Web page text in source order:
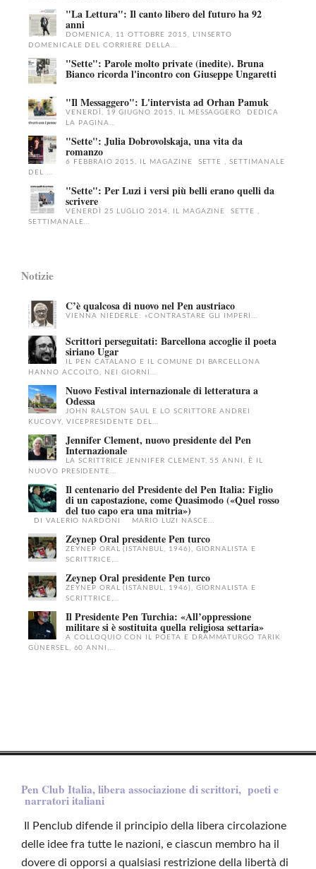
"La Lettura": Il canto libero del futuro ha 92
anni
DOMENICA, 11 OTTOBRE 2015, L'INSERTO
DOMENICALE DEL CORRIERE DELLA...
"Sette": Parole molto private (inedite). Bruna
Bianco ricorda l'incontro con Giuseppe Ungaretti
"Il Messaggero": L'intervista ad Orhan Pamuk
VENERDÌ, 19 GIUGNO 2015, IL MESSAGGERO DEDICA
LA PAGINA...
"Sette": Julia Dobrovolskaja, una vita da
romanzo
6 FEBBRAIO 2015, IL MAGAZINE SETTE , SETTIMANALE
DEL ...
"Sette": Per Luzi i versi più belli erano quelli da
scrivere
VENERDÌ 25 LUGLIO 2014, IL MAGAZINE SETTE ,
SETTIMANALE...
Notizie
C’è qualcosa di nuovo nel Pen austriaco
VIENNA NIEDERLE: «CONTRASTARE GLI IMPERI...
Scrittori perseguitati: Barcellona accoglie il poeta
siriano Ugar
IL PEN CATALANO E IL COMUNE DI BARCELLONA
HANNO ACCOLTO, NEI GIORNI...
Nuovo Festival internazionale di letteratura a
Odessa
JOHN RALSTON SAUL E LO SCRITTORE ANDREI
KUCOVY, VICEPRESIDENTE DEL...
Jennifer Clement, nuovo presidente del Pen
Internazionale
LA SCRITTRICE JENNIFER CLEMENT, 55 ANNI, È IL
NUOVO PRESIDENTE...
Il centenario del Presidente del Pen Italia: Figlio
di un capostazione, come Quasimodo («Quel rosso
del tuo capo era una mitria»)
DI VALERIO NARDONI MARIO LUZI NASCE...
Zeynep Oral presidente Pen turco
ZEYNEP ORAL (ISTANBUL, 1946), GIORNALISTA E
SCRITTRICE,...
Zeynep Oral presidente Pen turco
ZEYNEP ORAL (ISTANBUL, 1946), GIORNALISTA E
SCRITTRICE,...
Il Presidente Pen Turchia: «All’oppressione
militare si è sostituita quella religiosa settaria»
A COLLOQUIO CON IL POETA E DRAMMATURGO TARIK
GÜNERSEL, 60 ANNI,...
Pen Club Italia, libera associazione di scrittori, poeti e
narratori italiani
Il Penclub difende il principio della libera circolazione
delle idee fra tutte le nazioni, e ciascun membro ha il
dovere di opporsi a qualsiasi restrizione della libertà di